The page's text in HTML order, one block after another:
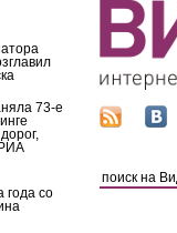
73-е
года со